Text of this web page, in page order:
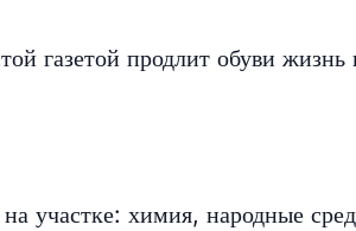
газетой продлит обуви жизнь
участке: химия, народные